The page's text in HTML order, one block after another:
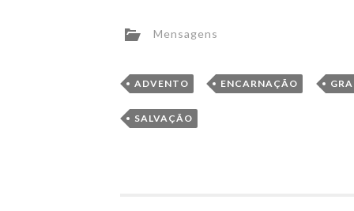
Mensagens
ADVENTO , ENCARNAÇÃO ,
SALVAÇÃO